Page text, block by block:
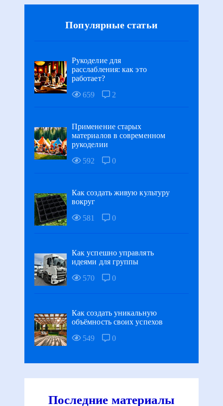
Популярные статьи
Рукоделие для
расслабления: как это
работает?
659
2
Применение старых
материалов в современном
рукоделии
592
0
Как создать живую культуру
вокруг
581
0
Как успешно управлять
идеями для группы
570
0
Как создать уникальную
объёмность своих успехов
549
0
Последние материалы